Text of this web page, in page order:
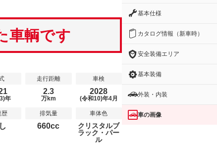
車輌です
年
走行距離
2.3
万km
車検
2028
(令和10)年4月
歴 排気量
660cc
車体色
クリスタルブ
ラック・パー
ル
基本仕様
カタログ情報（新車時）
安全装備エリア
基本装備
外装・内装
車の画像